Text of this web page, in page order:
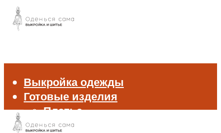
Выкройка одежды
Готовые изделия
Платье
Брюки